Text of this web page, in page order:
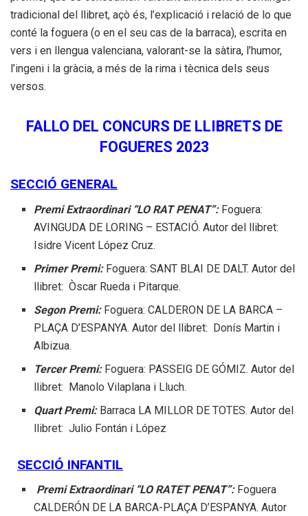
tradicional del llibret, açò és, l’explicació i relació de lo que
conté la foguera (o en el seu cas de la barraca), escrita en
vers i en llengua valenciana, valorant-se la sàtira, l’humor,
l’ingeni i la gràcia, a més de la rima i tècnica dels seus
versos.
FALLO DEL CONCURS DE LLIBRETS DE
FOGUERES 2023
SECCIÓ GENERAL
Premi Extraordinari “LO RAT PENAT”: Foguera:
AVINGUDA DE LORING – ESTACIÓ. Autor del llibret:
Isidre Vicent López Cruz.
Primer Premi: Foguera: SANT BLAI DE DALT. Autor del
llibret: Òscar Rueda i Pitarque.
Segon Premi: Foguera: CALDERON DE LA BARCA –
PLAÇA D’ESPANYA. Autor del llibret: Donís Martin i
Albizua.
Tercer Premi: Foguera: PASSEIG DE GÓMIZ. Autor del
llibret: Manolo Vilaplana i Lluch.
Quart Premi: Barraca LA MILLOR DE TOTES. Autor del
llibret: Julio Fontán i López
SECCIÓ INFANTIL
Premi Extraordinari “LO RATET PENAT”: Foguera
CALDERÓN DE LA BARCA-PLAÇA D’ESPANYA. Autor